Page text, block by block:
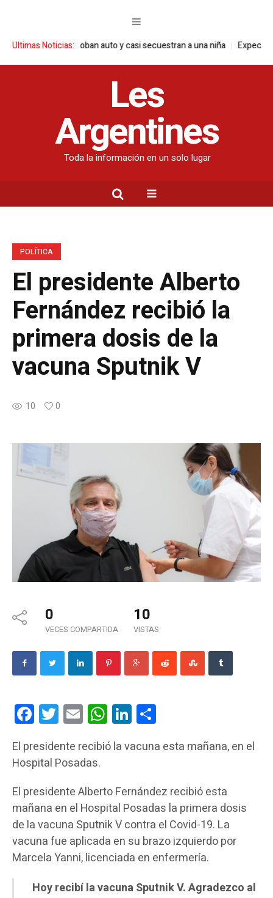
Ultimas Noticias:
ladrones roban auto y casi secuestran a una niña Expectativas del
Les
Argentines
Toda la información en un solo lugar
POLÍTICA
El presidente Alberto
Fernández recibió la
primera dosis de la
vacuna Sputnik V
10 0
0
VECES COMPARTIDA
10
VISTAS
FacebookTwitterEmail WhatsAppLinkedIn
El presidente recibió la vacuna esta mañana, en el
Hospital Posadas.
El presidente Alberto Fernández recibió esta
mañana en el Hospital Posadas la primera dosis
de la vacuna Sputnik V contra el Covid-19. La
vacuna fue aplicada en su brazo izquierdo por
Marcela Yanni, licenciada en enfermería.
Hoy recibí la vacuna Sputnik V. Agradezco al